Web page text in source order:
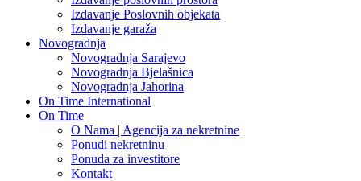
Izdavanje Poslovnih objekata
Izdavanje garaža
Novogradnja
Novogradnja Sarajevo
Novogradnja Bjelašnica
Novogradnja Jahorina
On Time International
On Time
O Nama | Agencija za nekretnine
Ponudi nekretninu
Ponuda za investitore
Kontakt